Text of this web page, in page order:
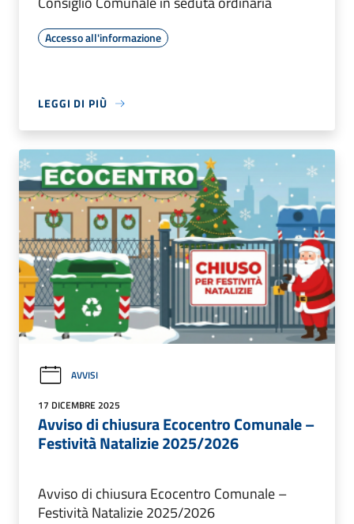
Accesso all'informazione
LEGGI DI PIÙ
AVVISI
17 DICEMBRE 2025
Avviso di chiusura Ecocentro Comunale –
Festività Natalizie 2025/2026
Avviso di chiusura Ecocentro Comunale –
Festività Natalizie 2025/2026